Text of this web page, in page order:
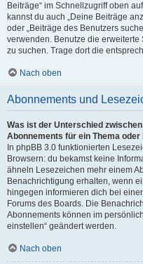
Beiträge“ im Schnellzugriff oben
kannst du auch „Deine Beiträge
oder „Beiträge des Benutzers
verwenden. Benutze die
zu suchen. Trage dort die
Nach oben
Abonnements und
Was ist der Unterschied
Abonnements für ein Thema oder
In phpBB 3.0 funktionierten
Browsern: du bekamst keine
ähneln Lesezeichen mehr einem
Benachrichtigung erhalten, wenn
hingegen informieren dich bei
Forums des Boards. Die
Abonnements können im
einstellen“ geändert werden.
Nach oben